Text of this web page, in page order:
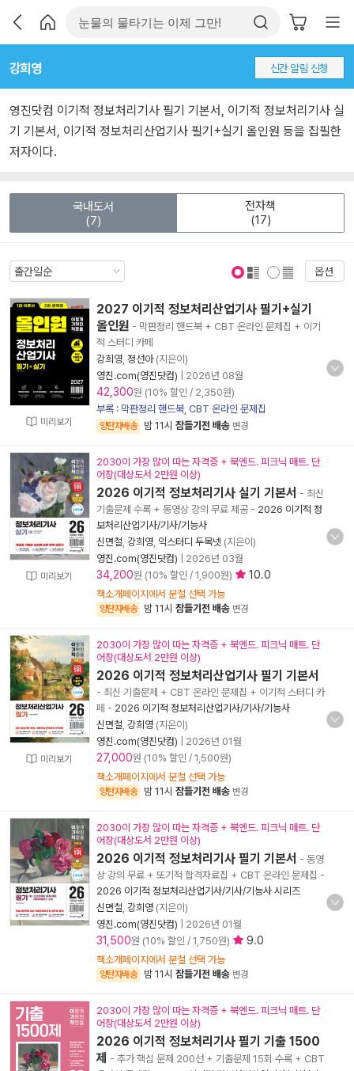
강희영 신간 알림 신청
영진닷컴 이기적 정보처리기사 필기 기본서, 이기적 정보처리기사 실
기 기본서, 이기적 정보처리산업기사 필기+실기 올인원 등을 집필한
저자이다.
국내도서
(7)
전자책
(17)
옵션
미리보기
2027 이기적 정보처리산업기사 필기+실기
올인원 - 막판정리 핸드북 + CBT 온라인 문제집 + 이기
적 스터디 카페
강희영 정선아(지은이)
영진.com(영진닷컴)
2026년 08월
42,300원 (10% 할인 / 2,350원)
부록 : 막판정리 핸드북, CBT 온라인 문제집
양탄자배송 밤 11시 잠들기전 배송 변경
미리보기
2030이 가장 많이 따는 자격증 + 북엔드. 피크닉 매트. 단
어장(대상도서 2만원 이상)
2026 이기적 정보처리기사 실기 기본서 - 최신
기출문제 수록 + 동영상 강의 무료 제공 - 2026 이기적 정
보처리산업기사/기사/기능사
신면철 강희영 익스터디 두목넷 (지은이)
영진.com(영진닷컴)
2026년 03월
34,200원 (10% 할인 / 1,900원) 10.0
책소개페이지에서 분철 선택 가능
양탄자배송 밤 11시 잠들기전 배송 변경
미리보기
2030이 가장 많이 따는 자격증 + 북엔드. 피크닉 매트. 단
어장(대상도서 2만원 이상)
2026 이기적 정보처리산업기사 필기 기본서
- 최신 기출문제 + CBT 온라인 문제집 + 이기적 스터디 카
페 - 2026 이기적 정보처리산업기사/기사/기능사
신면철 강희영 (지은이)
영진.com(영진닷컴)
2026년 01월
27,000원 (10% 할인 / 1,500원)
책소개페이지에서 분철 선택 가능
양탄자배송 밤 11시 잠들기전 배송 변경
2030이 가장 많이 따는 자격증 + 북엔드. 피크닉 매트. 단
어장(대상도서 2만원 이상)
2026 이기적 정보처리기사 필기 기본서 - 동영
상 강의 무료 + 또기적 합격자료집 + CBT 온라인 문제집 -
2026 이기적 정보처리산업기사/기사/기능사 시리즈
신면철 강희영 (지은이)
영진.com(영진닷컴)
2026년 01월
31,500원 (10% 할인 / 1,750원) 9.0
책소개페이지에서 분철 선택 가능
양탄자배송 밤 11시 잠들기전 배송 변경
2030이 가장 많이 따는 자격증 + 북엔드. 피크닉 매트. 단
어장(대상도서 2만원 이상)
2026 이기적 정보처리기사 필기 기출 1500
제 - 추가 핵심 문제 200선 + 기출문제 15회 수록 + CBT